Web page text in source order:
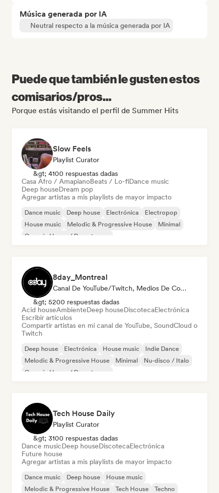
Música generada por IA
Neutral respecto a la música generada por IA
Puede que también le gusten estos
comisarios/pros...
Porque estás visitando el perfil de Summer Hits
Slow Feels
Playlist Curator
&gt; 4100 respuestas dadas
Casa Afro / AmapianoBeats / Lo-fiDance music
Deep houseDream pop
Agregar artistas a mis playlists de mayor impacto
Dance music Deep house Electrónica
Electropop
House music
Melodic & Progressive House
Minimal
Organic House / Downtempo
8day_Montreal
Canal De YouTube/Twitch, Medios De Comunicación/Periodista
&gt; 5200 respuestas dadas
Acid houseAmbienteDeep houseDiscotecaElectrónica
Escribir artículos
Compartir artistas en mi canal de YouTube, SoundCloud o
Twitch
Deep house Electrónica House music
Indie Dance
Melodic & Progressive House
Minimal
Nu-disco / Italo
Organic House / Downtempo
Tech House Daily
Playlist Curator
&gt; 3100 respuestas dadas
Dance musicDeep houseDiscotecaElectrónica
Future house
Agregar artistas a mis playlists de mayor impacto
Dance music Deep house
House music
Melodic & Progressive House
Tech House
Techno